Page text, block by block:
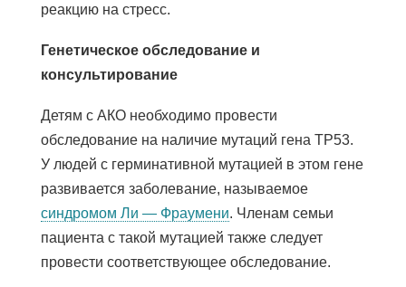
реакцию на стресс.
Генетическое обследование и
консультирование
Детям с АКО необходимо провести
обследование на наличие мутаций гена TP53.
У людей с герминативной мутацией в этом гене
развивается заболевание, называемое
синдромом Ли — Фраумени. Членам семьи
пациента с такой мутацией также следует
провести соответствующее обследование.